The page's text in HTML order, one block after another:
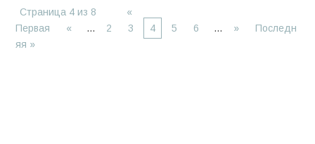
Страница 4 из 8
«
Первая
« ... 2 3 4 5 6 ... »
Последн
яя »